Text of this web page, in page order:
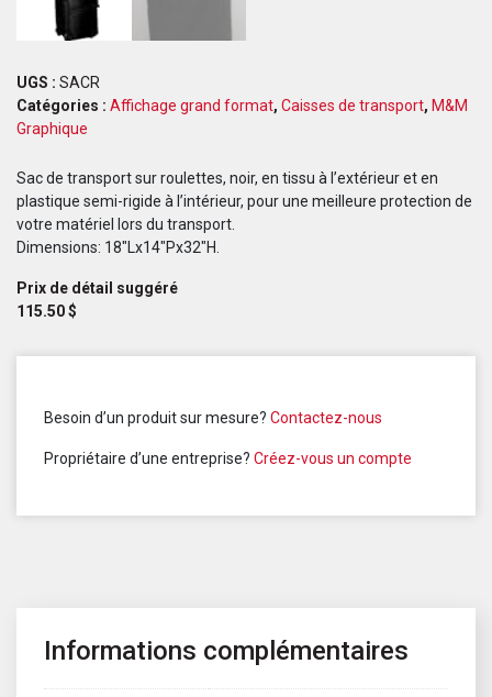
UGS : SACR
Catégories : Affichage grand format, Caisses de transport, M&M
Graphique
Sac de transport sur roulettes, noir, en tissu à l’extérieur et en
plastique semi-rigide à l’intérieur, pour une meilleure protection de
votre matériel lors du transport.
Dimensions: 18″Lx14″Px32″H.
Prix de détail suggéré
115.50$
Besoin d’un produit sur mesure? Contactez-nous
Propriétaire d’une entreprise? Créez-vous un compte
Informations complémentaires